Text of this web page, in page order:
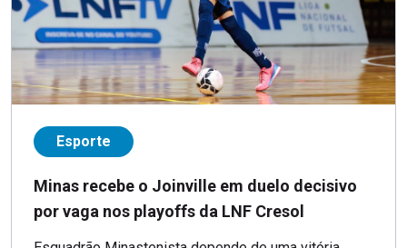
Esporte
Minas recebe o Joinville em duelo decisivo
por vaga nos playoffs da LNF Cresol